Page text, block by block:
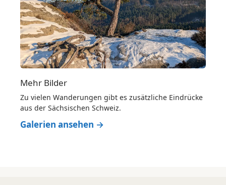
Mehr Bilder
Zu vielen Wanderungen gibt es zusätzliche Eindrücke
aus der Sächsischen Schweiz.
Galerien ansehen →